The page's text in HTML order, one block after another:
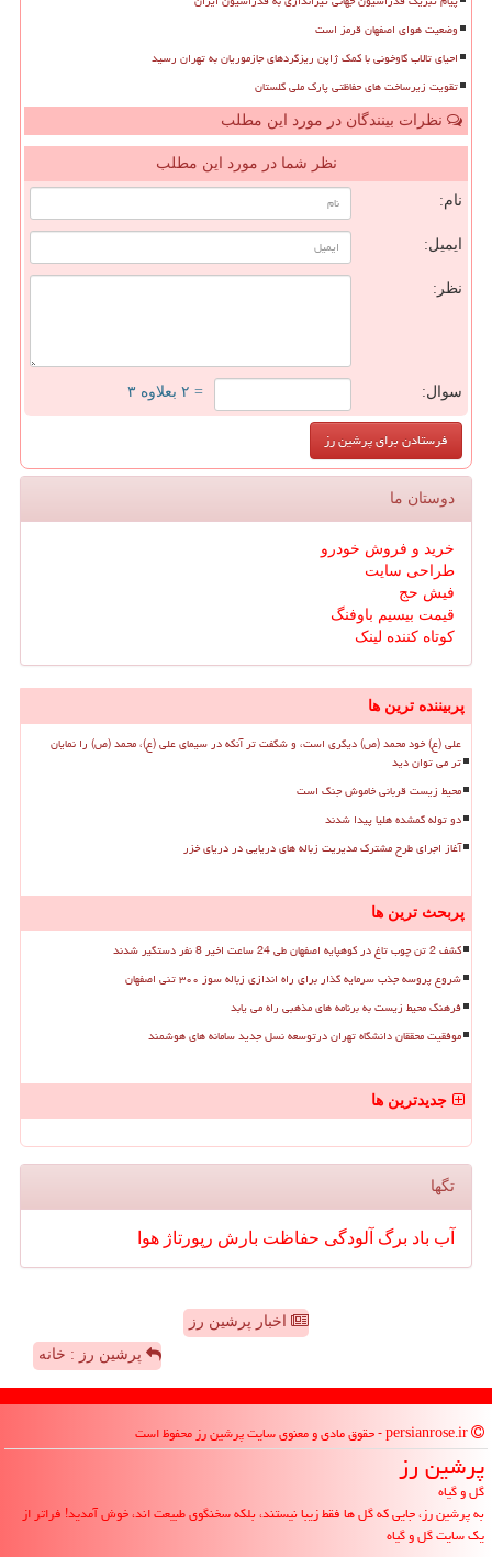
وضعیت هوای اصفهان قرمز است
احیای تالاب گاوخونی با کمک ژاپن ریزگردهای جازموریان به تهران رسید
تقویت زیرساخت های حفاظتی پارک ملی گلستان
نظرات بینندگان در مورد این مطلب
نظر شما در مورد این مطلب
نام:
ایمیل:
نظر:
سوال: = ۲ بعلاوه ۳
دوستان ما
خرید و فروش خودرو
طراحی سایت
فیش حج
قیمت بیسیم باوفنگ
کوتاه کننده لینک
پربیننده ترین ها
علی (ع) خود محمد (ص) دیگری است، و شگفت تر آنکه در سیمای علی (ع)، محمد (ص) را نمایان
تر می توان دید
محیط زیست قربانی خاموش جنگ است
دو توله گمشده هلیا پیدا شدند
آغاز اجرای طرح مشترک مدیریت زباله های دریایی در دریای خزر
پربحث ترین ها
کشف 2 تن چوب تاغ در کوهپایه اصفهان طی 24 ساعت اخیر 8 نفر دستگیر شدند
شروع پروسه جذب سرمایه گذار برای راه اندازی زباله سوز ۳۰۰ تنی اصفهان
فرهنگ محیط زیست به برنامه های مذهبی راه می یابد
موفقیت محققان دانشگاه تهران درتوسعه نسل جدید سامانه های هوشمند
جدیدترین ها
تگها
آب باد برگ آلودگی حفاظت بارش رپورتاژ هوا
اخبار پرشین رز
پرشین رز : خانه
پرشین رز
گل و گیاه
به پرشین رز، جایی که گل ها فقط زیبا نیستند، بلکه سخنگوی طبیعت اند، خوش آمدید! فراتر از
یک سایت گل و گیاه